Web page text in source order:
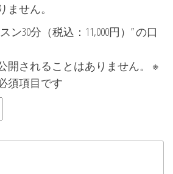
せん。
ン30分（税込：11,000円）” の口
開されることはありません。
※
須項目です